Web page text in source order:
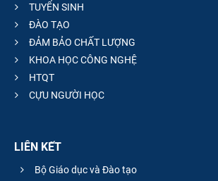
TUYỂN SINH
ĐÀO TẠO
ĐẢM BẢO CHẤT LƯỢNG
KHOA HỌC CÔNG NGHỆ
HTQT
CỰU NGƯỜI HỌC
LIÊN KẾT
Bộ Giáo dục và Đào tạo